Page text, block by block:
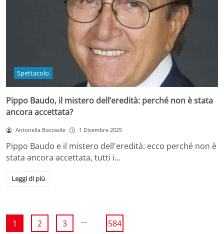
Spettacolo
Pippo Baudo, il mistero dell’eredità: perché non è stata
ancora accettata?
Antonella Boccasile 1 Dicembre 2025
Pippo Baudo e il mistero dell'eredità: ecco perché non è
stata ancora accettata, tutti i…
Leggi di più
1 2 3 ... 584